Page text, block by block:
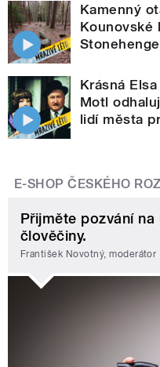
Kamenný
Kounovské
Krásná
Motl
lidí města
E-SHOP ČESKÉHO
Přijměte pozvání
člověčiny.
František Novotný, moderátor